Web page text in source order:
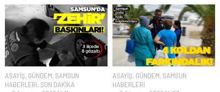
ASAYİŞ, GÜNDEM, SAMSUN
HABERLERİ, SON DAKİKA
ASAYİŞ, GÜNDEM, SAMSUN
HABERLERİ